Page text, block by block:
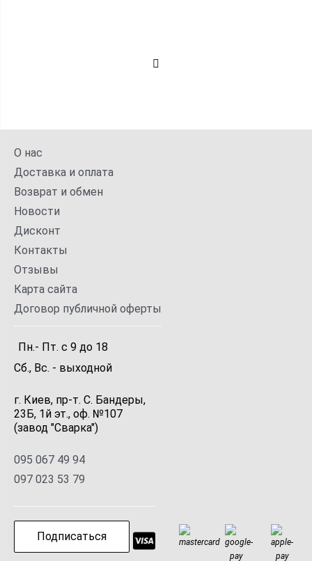
О нас
Доставка и оплата
Возврат и обмен
Новости
Дисконт
Контакты
Отзывы
Карта сайта
Договор публичной оферты
Пн.- Пт. с 9 до 18
Сб., Вс. - выходной
г. Киев, пр-т. С. Бандеры,
23Б, 1й эт., оф. №107
(завод "Сварка")
095 067 49 94
097 023 53 79
Подписаться